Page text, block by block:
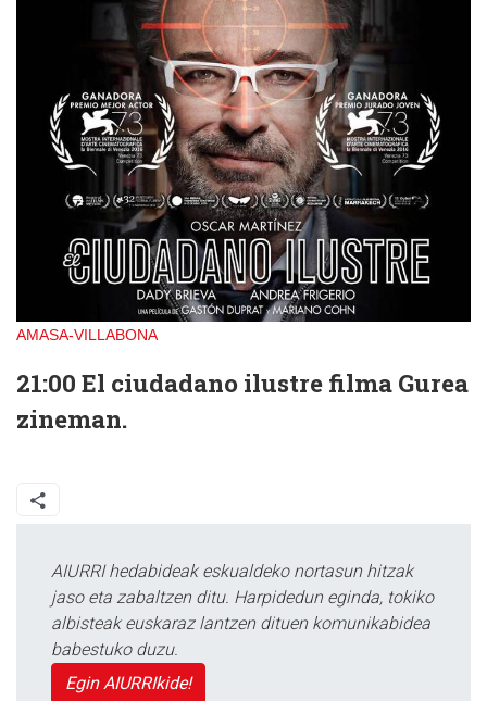
AMASA-VILLABONA
21:00 El ciudadano ilustre filma Gurea
zineman.
AIURRI hedabideak eskualdeko nortasun hitzak
jaso eta zabaltzen ditu. Harpidedun eginda, tokiko
albisteak euskaraz lantzen dituen komunikabidea
babestuko duzu.
Egin AIURRIkide!